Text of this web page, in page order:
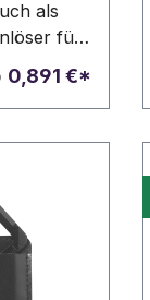
als
für
leicht
die
inkl.
ab
als
0,891 €*